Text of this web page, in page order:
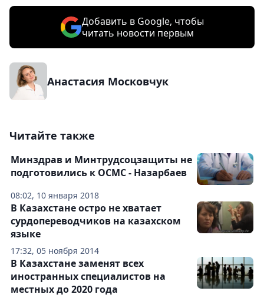
Добавить в Google, чтобы
читать новости первым
Анастасия Московчук
Читайте также
08:02, 10 января 2018
Минздрав и Минтрудсоцзащиты не
подготовились к ОСМС - Назарбаев
17:32, 05 ноября 2014
В Казахстане остро не хватает
сурдопереводчиков на казахском
языке
В Казахстане заменят всех
иностранных специалистов на
местных до 2020 года